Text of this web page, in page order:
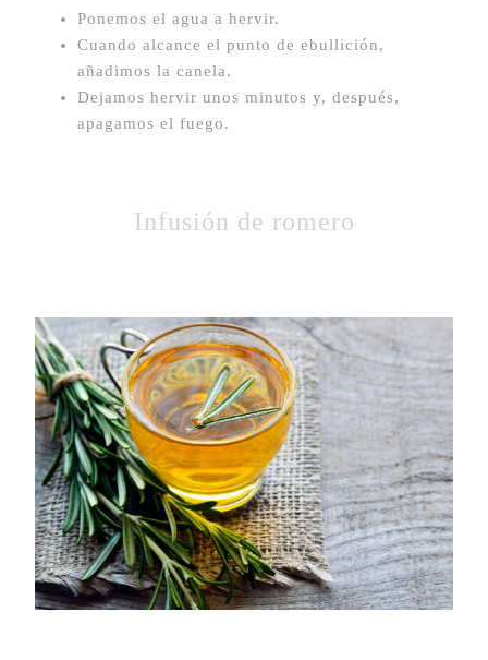
Ponemos el agua a hervir.
Cuando alcance el punto de ebullición,
añadimos la canela.
Dejamos hervir unos minutos y, después,
apagamos el fuego.
Infusión de romero